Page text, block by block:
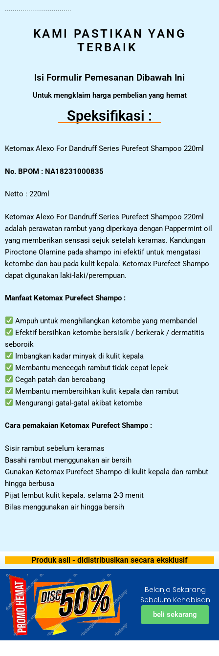
..................................
KAMI PASTIKAN YANG
TERBAIK
Isi Formulir Pemesanan Dibawah Ini
Untuk mengklaim harga pembelian yang hemat
Speksifikasi :
Ketomax Alexo For Dandruff Series Purefect Shampoo 220ml
No. BPOM : NA18231000835
Netto : 220ml
Ketomax Alexo For Dandruff Series Purefect Shampoo 220ml
adalah perawatan rambut yang diperkaya dengan Pappermint oil
yang memberikan sensasi sejuk setelah keramas. Kandungan
Piroctone Olamine pada shampo ini efektif untuk mengatasi
ketombe dan bau pada kulit kepala. Ketomax Purefect Shampo
dapat digunakan laki-laki/perempuan.
Manfaat Ketomax Purefect Shampo :
Ampuh untuk menghilangkan ketombe yang membandel
Efektif bersihkan ketombe bersisik / berkerak / dermatitis
seboroik
Imbangkan kadar minyak di kulit kepala
Membantu mencegah rambut tidak cepat lepek
Cegah patah dan bercabang
Membantu membersihkan kulit kepala dan rambut
Mengurangi gatal-gatal akibat ketombe
Cara pemakaian Ketomax Purefect Shampo :
Sisir rambut sebelum keramas
Basahi rambut menggunakan air bersih
Gunakan Ketomax Purefect Shampo di kulit kepala dan rambut
hingga berbusa
Pijat lembut kulit kepala. selama 2-3 menit
Bilas menggunakan air hingga bersih
Produk asli - didistribusikan secara eksklusif
Belanja Sekarang
Sebelum Kehabisan
beli sekarang